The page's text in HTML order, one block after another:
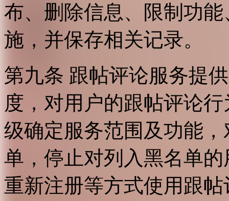
布、删除信息、限制功
施，并保存相关记录。
第九条 跟帖评论服务提
度，对用户的跟帖评论
级确定服务范围及功能
单，停止对列入黑名单
重新注册等方式使用跟